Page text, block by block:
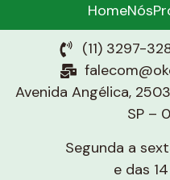
HomeNós
(11) 3297-
Avenida Angélica,
SP –
Segunda a
e das